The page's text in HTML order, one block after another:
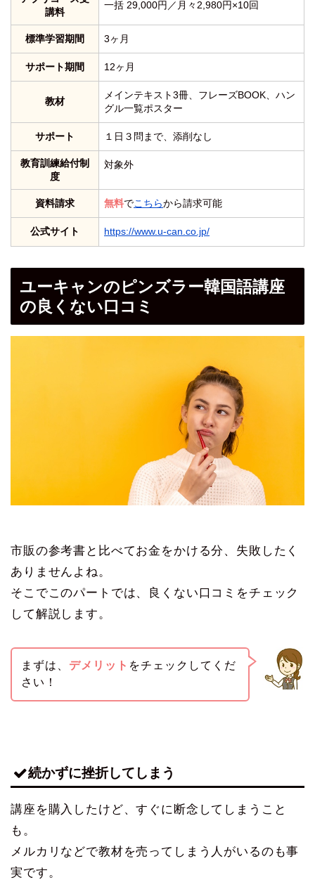
講料
一括 29,000円／月々2,980円×10回
標準学習期間 3ヶ月
サポート期間 12ヶ月
教材
メインテキスト3冊、フレーズBOOK、ハン
グル一覧ポスター
サポート １日３問まで、添削なし
教育訓練給付制
度
対象外
資料請求 無料でこちらから請求可能
公式サイト https://www.u-can.co.jp/
ユーキャンのピンズラー韓国語講座
の良くない口コミ
市販の参考書と比べてお金をかける分、失敗したく
ありませんよね。
そこでこのパートでは、良くない口コミをチェック
して解説します。
まずは、 デメリット をチェックしてくだ
さい！
続かずに挫折してしまう
講座を購入したけど、すぐに断念してしまうこと
も。
メルカリなどで教材を売ってしまう人がいるのも事
実です。